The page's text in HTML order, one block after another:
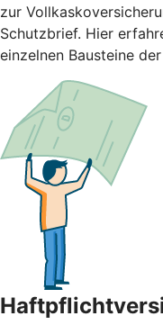
zur
Schutzbrief. Hier
einzelnen Bausteine